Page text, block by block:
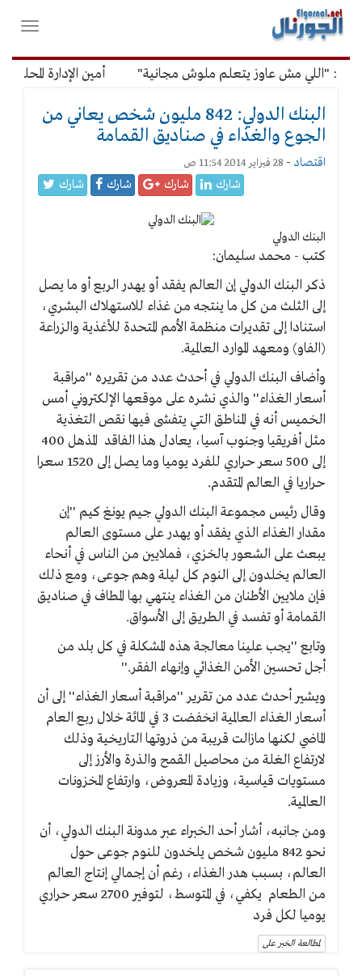
القائمة
الرئيسية
فتح
"اللي مش عاوز يتعلم ملوش مجانية" أمين الإدارة
البنك الدولي: 842 مليون شخص يعاني من
الجوع والغذاء في صناديق القمامة
اقتصاد - 28 فبراير 2014 11:54 ص
شارك شارك شارك شارك
البنك الدولي
كتب - محمد سليمان:
ذكر البنك الدولي إن العالم يفقد أو يهدر الربع أو ما يصل
إلى الثلث من كل ما ينتجه من غذاء للاستهلاك البشري،
استنادا إلى تقديرات منظمة الأمم المتحدة للأغذية والزراعة
(الفاو) ومعهد الموارد العالمية.
وأضاف البنك الدولي في أحدث عدد من تقريره ''مراقبة
أسعار الغذاء'' والذي نشره على موقعها الإلكتروني أمس
الخميس أنه في المناطق التي يتفشى فيها نقص التغذية
مثل أفريقيا وجنوب آسيا، يعادل هذا الفاقد المذهل 400
إلى 500 سعر حراري للفرد يوميا وما يصل إلى 1520 سعرا
حراريا في العالم المتقدم.
وقال رئيس مجموعة البنك الدولي جيم يونغ كيم ''إن
مقدار الغذاء الذي يفقد أو يهدر على مستوى العالم
يبعث على الشعور بالخزي، فملايين من الناس في أنحاء
العالم يخلدون إلى النوم كل ليلة وهم جوعى، ومع ذلك
فإن ملايين الأطنان من الغذاء ينتهي بها المطاف في صناديق
القمامة أو تفسد في الطريق إلى الأسواق.
وتابع ''يجب علينا معالجة هذه المشكلة في كل بلد من
أجل تحسين الأمن الغذائي وإنهاء الفقر.''
ويشير أحدث عدد من تقرير ''مراقبة أسعار الغذاء'' إلى أن
أسعار الغذاء العالمية انخفضت 3 في المائة خلال ربع العام
الماضي لكنها مازالت قريبة من ذروتها التاريخية وذلك
لارتفاع الغلة من محاصيل القمح والذرة والأرز إلى
مستويات قياسية، وزيادة المعروض، وارتفاع المخزونات
العالمية.
ومن جانبه، أشار أحد الخبراء عبر مدونة البنك الدولي، أن
نحو 842 مليون شخص يلخدون للنوم جوعى حول
العالم، بسبب هدر الغذاء، رغم أن إجمالي إنتاج العالم
من الطعام يكفي، في المتوسط، لتوفير 2700 سعر حراري
يوميا لكل فرد
لمطالعة الخبر على